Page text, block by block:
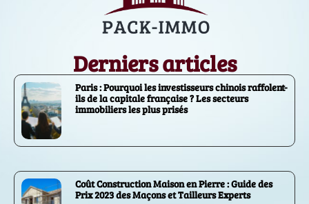
Derniers articles
Paris : Pourquoi les investisseurs chinois raffolent-
ils de la capitale française ? Les secteurs
immobiliers les plus prisés
Coût Construction Maison en Pierre : Guide des
Prix 2023 des Maçons et Tailleurs Experts